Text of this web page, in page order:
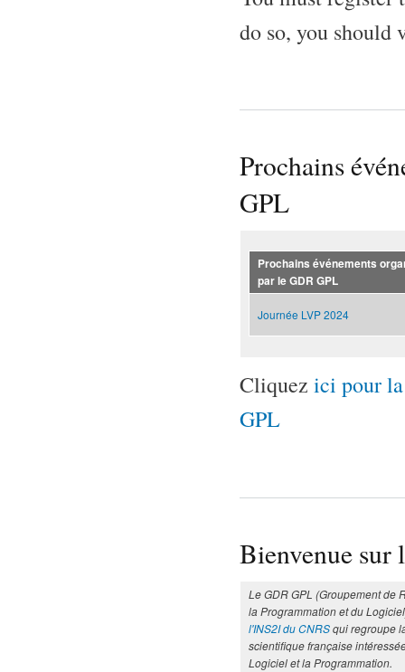
do so, you
Prochains
GPL
Prochains événements
par le GDR GPL
Journée LVP 2024
Cliquez ici pour la
GPL
Bienvenue sur
Le GDR GPL (Groupement de
la Programmation et du
l'INS2I du CNRSqui regroupe
scientifique française
Logiciel et la Programmation.